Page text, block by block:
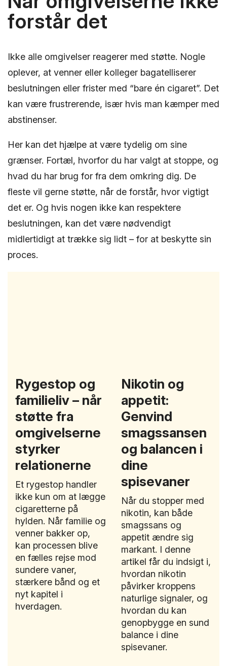
forstår det
Ikke alle omgivelser reagerer med støtte. Nogle
oplever, at venner eller kolleger bagatelliserer
beslutningen eller frister med “bare én cigaret”. Det
kan være frustrerende, især hvis man kæmper med
abstinenser.
Her kan det hjælpe at være tydelig om sine
grænser. Fortæl, hvorfor du har valgt at stoppe, og
hvad du har brug for fra dem omkring dig. De
fleste vil gerne støtte, når de forstår, hvor vigtigt
det er. Og hvis nogen ikke kan respektere
beslutningen, kan det være nødvendigt
midlertidigt at trække sig lidt – for at beskytte sin
proces.
Rygestop og
familieliv – når
støtte fra
omgivelserne
styrker
relationerne
Et rygestop handler
ikke kun om at lægge
cigaretterne på
hylden. Når familie og
venner bakker op,
kan processen blive
en fælles rejse mod
sundere vaner,
stærkere bånd og et
nyt kapitel i
hverdagen.
Nikotin og
appetit:
Genvind
smagssansen
og balancen i
dine
spisevaner
Når du stopper med
nikotin, kan både
smagssans og
appetit ændre sig
markant. I denne
artikel får du indsigt i,
hvordan nikotin
påvirker kroppens
naturlige signaler, og
hvordan du kan
genopbygge en sund
balance i dine
spisevaner.